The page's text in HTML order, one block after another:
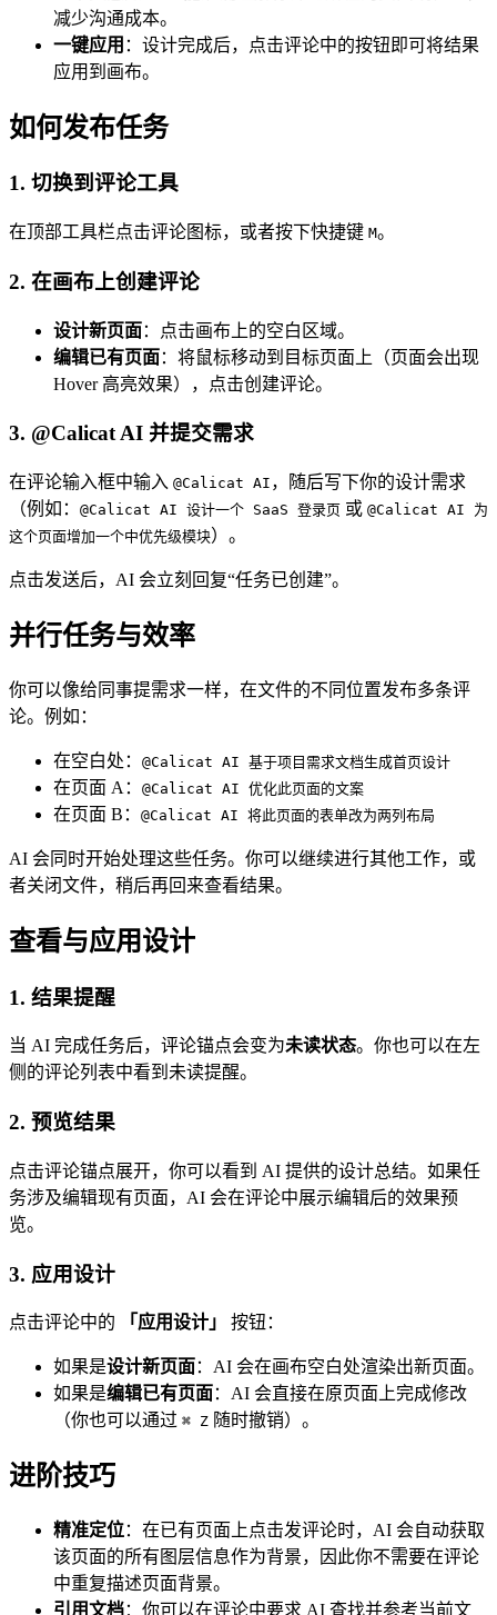
减少沟通成本。
一键应用 ：设计完成后，点击评论中的按钮即可将结果
应用到画布。
如何发布任务
1. 切换到评论工具
在顶部工具栏点击评论图标，或者按下快捷键 M。
2. 在画布上创建评论
设计新页面：点击画布上的空白区域。
编辑已有页面：将鼠标移动到目标页面上（页面会出现
Hover 高亮效果），点击创建评论。
3. @Calicat AI 并提交需求
在评论输入框中输入 @Calicat AI ，随后写下你的设计需求
（例如： @Calicat AI 设计一个 SaaS 登录页 或 @Calicat AI 为
这个页面增加一个中优先级模块）。
点击发送后，AI 会立刻回复“任务已创建”。
并行任务与效率
你可以像给同事提需求一样，在文件的不同位置发布多条评
论。例如：
在空白处： @Calicat AI 基于项目需求文档生成首页设计
在页面 A： @Calicat AI 优化此页面的文案
在页面 B： @Calicat AI 将此页面的表单改为两列布局
AI 会同时开始处理这些任务。你可以继续进行其他工作，或
者关闭文件，稍后再回来查看结果。
查看与应用设计
1. 结果提醒
当 AI 完成任务后，评论锚点会变为未读状态。你也可以在左
侧的评论列表中看到未读提醒。
2. 预览结果
点击评论锚点展开，你可以看到 AI 提供的设计总结。如果任
务涉及编辑现有页面，AI 会在评论中展示编辑后的效果预
览。
3. 应用设计
点击评论中的 「应用设计」 按钮：
如果是设计新页面：AI 会在画布空白处渲染出新页面。
如果是编辑已有页面：AI 会直接在原页面上完成修改
（你也可以通过 ⌘ Z 随时撤销）。
进阶技巧
精准定位：在已有页面上点击发评论时，AI 会自动获取
该页面的所有图层信息作为背景，因此你不需要在评论
中重复描述页面背景。
引用文档：你可以在评论中要求 AI 查找并参考当前文